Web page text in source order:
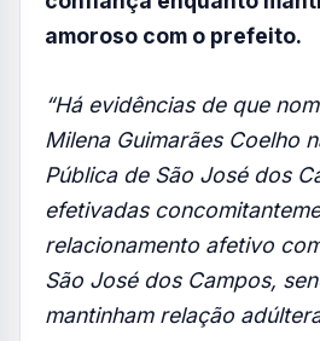
FOTO: AQUIVALE/IMAGENS
O Ministério Público de São
protocolou no dia 1º de
improbidade administrativa
Farias (PSD), e a
servidora do município,